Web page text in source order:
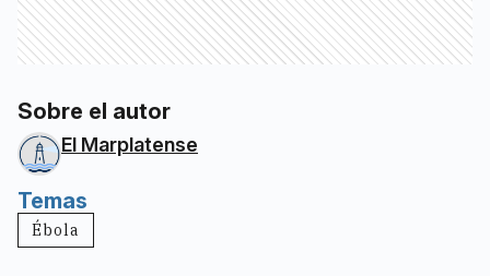
Sobre el autor
El Marplatense
Temas
Ébola